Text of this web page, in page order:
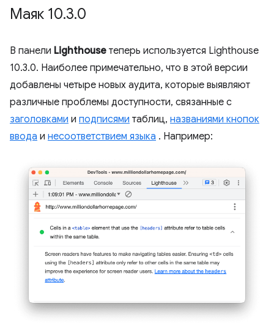
Маяк 10.3.0
В панели Lighthouse теперь используется Lighthouse
10.3.0. Наиболее примечательно, что в этой версии
добавлены четыре новых аудита, которые выявляют
различные проблемы доступности, связанные с
заголовками и подписями таблиц, названиями кнопок
ввода и несоответствием языка . Например: